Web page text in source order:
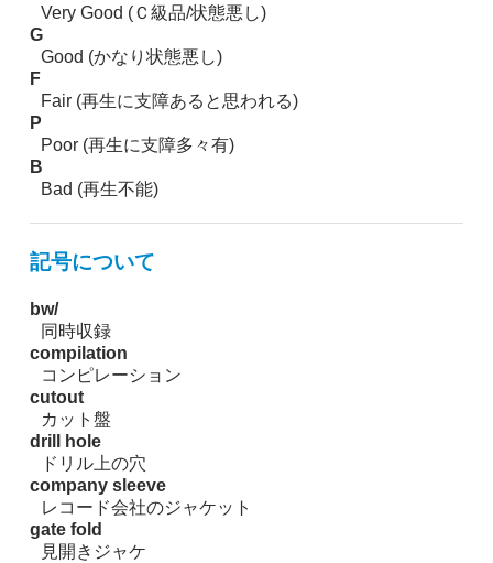
Very Good (Ｃ級品/状態悪し)
G
Good (かなり状態悪し)
F
Fair (再生に支障あると思われる)
P
Poor (再生に支障多々有)
B
Bad (再生不能)
記号について
bw/
同時収録
compilation
コンピレーション
cutout
カット盤
drill hole
ドリル上の穴
company sleeve
レコード会社のジャケット
gate fold
見開きジャケ